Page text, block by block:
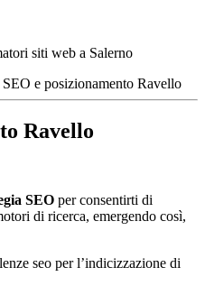
siti web a Salerno
SEO e posizionamento Ravello
Ravello
SEO per consentirti di
di ricerca, emergendo così,
seo per l’indicizzazione di